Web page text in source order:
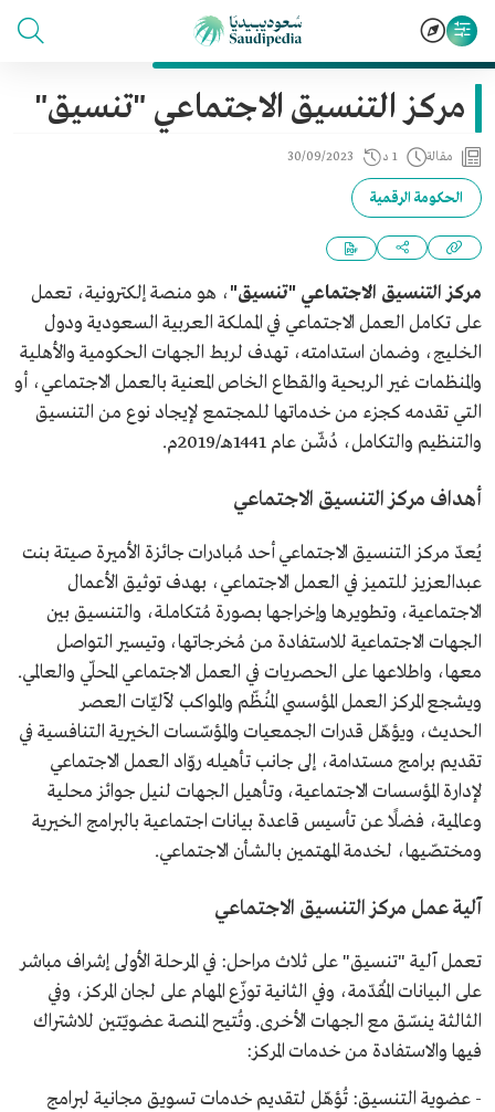
مركز التنسيق الاجتماعي "تنسيق"
مقالة 1 د 30/09/2023
الحكومة الرقمية
مركز التنسيق الاجتماعي "تنسيق"، هو منصة إلكترونية، تعمل
على تكامل العمل الاجتماعي في المملكة العربية السعودية ودول
الخليج، وضمان استدامته، تهدف لربط الجهات الحكومية والأهلية
والمنظمات غير الربحية والقطاع الخاص المعنية بالعمل الاجتماعي، أو
التي تقدمه كجزء من خدماتها للمجتمع لإيجاد نوع من التنسيق
والتنظيم والتكامل، دُشّن عام 1441هـ/2019م.
أهداف مركز التنسيق الاجتماعي
يُعدّ مركز التنسيق الاجتماعي أحد مُبادرات جائزة الأميرة صيتة بنت
عبدالعزيز للتميز في العمل الاجتماعي، بهدف توثيق الأعمال
الاجتماعية، وتطويرها وإخراجها بصورة مُتكاملة، والتنسيق بين
الجهات الاجتماعية للاستفادة من مُخرجاتها، وتيسير التواصل
معها، واطلاعها على الحصريات في العمل الاجتماعي المحلّي والعالمي.
ويشجع المركز العمل المؤسسي المُنظّم والمواكب لآليّات العصر
الحديث، ويؤهّل قدرات الجمعيات والمؤسّسات الخيرية التنافسية في
تقديم برامج مستدامة، إلى جانب تأهيله روّاد العمل الاجتماعي
لإدارة المؤسسات الاجتماعية، وتأهيل الجهات لنيل جوائز محلية
وعالمية، فضلًا عن تأسيس قاعدة بيانات اجتماعية بالبرامج الخيرية
ومختصّيها، لخدمة المهتمين بالشأن الاجتماعي.
آلية عمل مركز التنسيق الاجتماعي
تعمل آلية "تنسيق" على ثلاث مراحل: في المرحلة الأولى إشراف مباشر
على البيانات المُقدّمة، وفي الثانية توزّع المهام على لجان المركز، وفي
الثالثة ينسّق مع الجهات الأخرى. وتُتيح المنصة عضويّتين للاشتراك
فيها والاستفادة من خدمات المركز:
- عضوية التنسيق: تُؤهّل لتقديم خدمات تسويق مجانية لبرامج